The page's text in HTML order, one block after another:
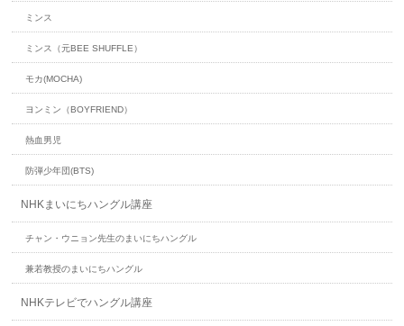
ミンス
ミンス（元BEE SHUFFLE）
モカ(MOCHA)
ヨンミン（BOYFRIEND）
熱血男児
防弾少年団(BTS)
NHKまいにちハングル講座
チャン・ウニョン先生のまいにちハングル
兼若教授のまいにちハングル
NHKテレビでハングル講座